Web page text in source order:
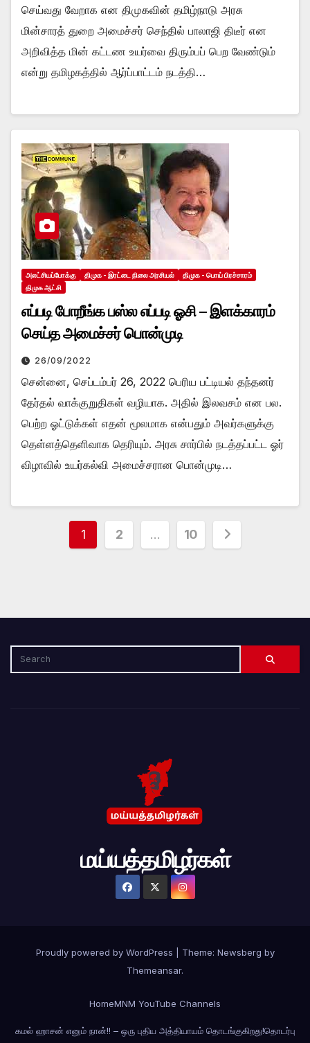
செய்வது வேறாக என திமுகவின் தமிழ்நாடு அரசு
மின்சாரத் துறை அமைச்சர் செந்தில் பாலாஜி திடீர் என
அறிவித்த மின் கட்டண உயர்வை திரும்பப் பெற வேண்டும்
என்று தமிழகத்தில் ஆர்ப்பாட்டம் நடத்தி…
அலட்சியப்போக்கு திமுக - இரட்டை நிலை அரசியல்
திமுக - பொய் பிரச்சாரம்
திமுக ஆட்சி
எப்படி போறீங்க பஸ்ல எப்படி ஓசி – இளக்காரம்
செய்த அமைச்சர் பொன்முடி
26/09/2022
சென்னை, செப்டம்பர் 26, 2022 பெரிய பட்டியல் தந்தனர்
தேர்தல் வாக்குறுதிகள் வழியாக. அதில் இலவசம் என பல.
பெற்ற ஓட்டுக்கள் எதன் மூலமாக என்பதும் அவர்களுக்கு
தெள்ளத்தெளிவாக தெரியும். அரசு சார்பில் நடத்தப்பட்ட ஓர்
விழாவில் உயர்கல்வி அமைச்சரான பொன்முடி…
Posts
1 2 … 10
மய்யத்தமிழர்கள்
Proudly powered by WordPress Theme: Newsberg by
Themeansar.
HomeMNM YouTube Channels
கமல் ஹாசன் எனும் நான்!! – ஒரு புதிய அத்தியாயம் தொடங்குகிறது!தொடர்பு